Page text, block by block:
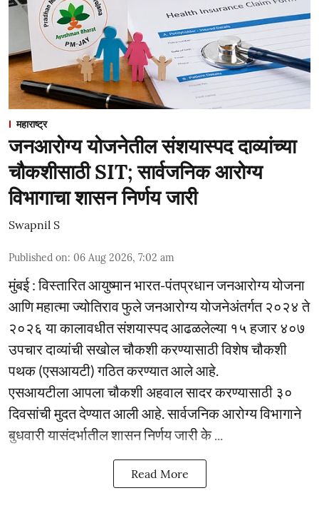
महाराष्ट्र
जनआरोग्य योजनेतील संशयास्पद दाव्यांच्या
चौकशीसाठी SIT; सार्वजनिक आरोग्य
विभागाचा शासन निर्णय जारी
Swapnil S
Published on: 06 Aug 2026, 7:02 am
मुंबई : विस्तारित आयुष्मान भारत-पंतप्रधान जनआरोग्य योजना
आणि महात्मा ज्योतिराव फुले जनआरोग्य योजनेअंतर्गत २०२४ ते
२०२६ या कालावधीत संशयास्पद आढळलेल्या १५ हजार ४०७
उपचार दाव्यांची सखोल चौकशी करण्यासाठी विशेष चौकशी
पथक (एसआयटी) गठित करण्यात आले आहे.
एसआयटीला आपला चौकशी अहवाल सादर करण्यासाठी ३०
दिवसांची मुदत देण्यात आली आहे. सार्वजनिक आरोग्य विभागाने
बुधवारी यासंदर्भातील शासन निर्णय जारी के ...
Read More